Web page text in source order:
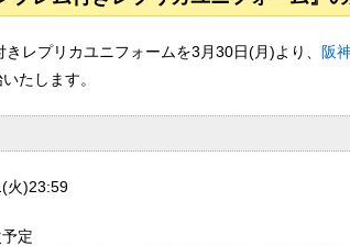
レプリカユニフォームを3月30日(月)より、
阪
たします。
火)23:59
定